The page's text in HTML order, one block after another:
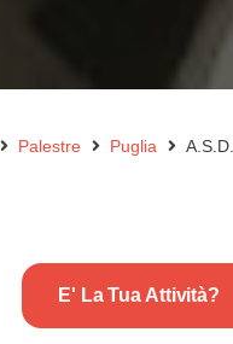
Palestre Puglia
E' La Tua Attività?